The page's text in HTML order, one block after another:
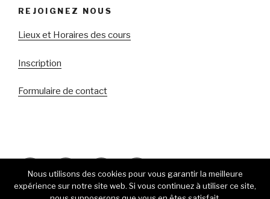
REJOIGNEZ NOUS
Lieux et Horaires des cours
Inscription
Formulaire de contact
mail
Nous utilisons des cookies pour vous garantir la meilleure
expérience sur notre site web. Si vous continuez à utiliser ce site,